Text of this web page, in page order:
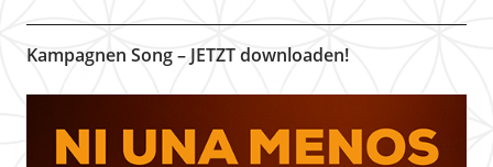
Kampagnen Song – JETZT downloaden!